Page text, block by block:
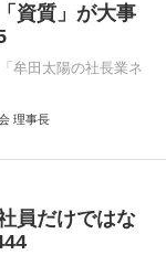
資質」が大事
牟田太陽の社長業ネ
理事長
員だけではな